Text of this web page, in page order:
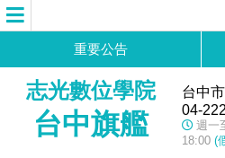
重要公告
志光數位學院
台中旗艦
台中
04-
週一
18:00 (